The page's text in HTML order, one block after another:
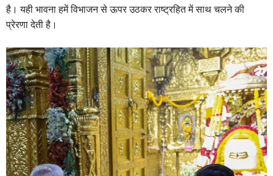
है। यही भावना हमें विभाजन से ऊपर उठकर राष्ट्रहित में साथ चलने की
प्रेरणा देती है।